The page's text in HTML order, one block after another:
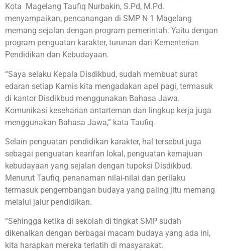
Kota Magelang Taufiq Nurbakin, S.Pd, M.Pd.
menyampaikan, pencanangan di SMP N 1 Magelang
memang sejalan dengan program pemerintah. Yaitu dengan
program penguatan karakter, turunan dari Kementerian
Pendidikan dan Kebudayaan.
“Saya selaku Kepala Disdikbud, sudah membuat surat
edaran setiap Kamis kita mengadakan apel pagi, termasuk
di kantor Disdikbud menggunakan Bahasa Jawa.
Komunikasi keseharian antarteman dan lingkup kerja juga
menggunakan Bahasa Jawa,” kata Taufiq.
Selain penguatan pendidikan karakter, hal tersebut juga
sebagai penguatan kearifan lokal, penguatan kemajuan
kebudayaan yang sejalan dengan tupoksi Disdikbud.
Menurut Taufiq, penanaman nilai-nilai dan perilaku
termasuk pengembangan budaya yang paling jitu memang
melalui jalur pendidikan.
“Sehingga ketika di sekolah di tingkat SMP sudah
dikenalkan dengan berbagai macam budaya yang ada ini,
kita harapkan mereka terlatih di masyarakat.